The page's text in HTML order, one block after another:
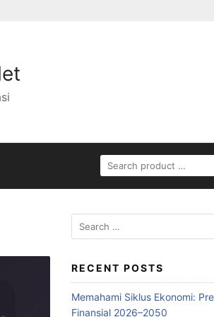
SEARCH
FOR:
Search
for:
RECENT POSTS
Memahami Siklus Ekonomi:
Finansial 2026–2050